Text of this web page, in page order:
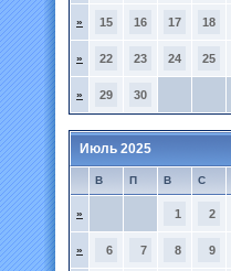
» 15 16 17 18
» 22 23 24 25
» 29 30
Июль 2025
В П В С
» 1 2
» 6 7 8 9